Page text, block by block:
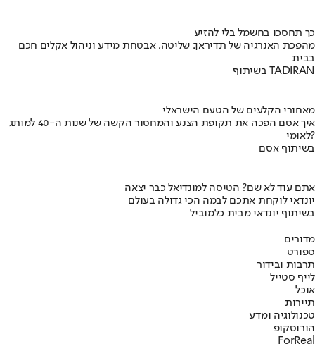
כך תחסכו בחשמל בלי להזיע
מהפכת האנרגיה של תדיראן: שליטה, אבטחת מידע וניהול אקלים חכם
בבית
בשיתוף TADIRAN
מאחורי הקלעים של הטעם הישראלי
איך אסם הפכה את תקופת הצנע והמחסור הקשה של שנות ה-40 למותג
לאומי?
בשיתוף אסם
אתם עוד לא שם? הטיסה למונדיאל כבר יצאה
יונדאי לוקחת אתכם לבמה הכי גדולה בעולם
בשיתוף יונדאי מבית כלמוביל
מדורים
ספורט
תרבות ובידור
לייף סטייל
אוכל
תיירות
טכנולוגיה ומדע
הורוסקופ
ForReal